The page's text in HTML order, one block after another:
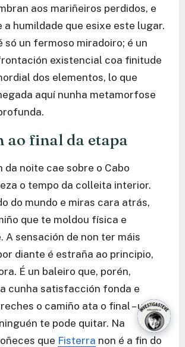
aos mariñeiros perdidos, e
a humildade que esixe este lugar.
só un fermoso miradoiro; é un
existencial coa finitude
dos elementos, lo que
aquí nunha metamorfose
ao final da etapa
da noite cae sobre o Cabo
o tempo da colleita interior.
do mundo e miras cara atrás,
que te moldou física e
A sensación de non ter máis
diante é estraña ao principio,
É un baleiro que, porén,
cunha satisfacción fonda e
o camiño ata o final – un
te pode quitar. Na
que Fisterra non é a fin do